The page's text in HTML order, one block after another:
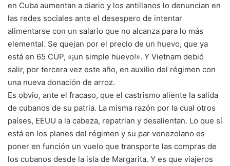
en Cuba aumentan a diario y los antillanos lo denuncian en
las redes sociales ante el desespero de intentar
alimentarse con un salario que no alcanza para lo más
elemental. Se quejan por el precio de un huevo, que ya
está en 65 CUP, «¡un simple huevo!». Y Vietnam debió
salir, por tercera vez este año, en auxilio del régimen con
una nueva donación de arroz.
Es obvio, ante el fracaso, que el castrismo aliente la salida
de cubanos de su patria. La misma razón por la cual otros
países, EEUU a la cabeza, repatrian y desalientan. Lo que sí
está en los planes del régimen y su par venezolano es
poner en función un vuelo que transporte las compras de
los cubanos desde la isla de Margarita. Y es que viajeros